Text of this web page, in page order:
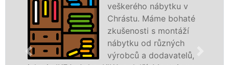
veškerého nábytku v
Chrástu. Máme bohaté
zkušenosti s montáží
nábytku od různých
výrobců a dodavatelů,